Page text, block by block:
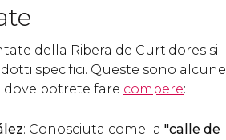
della Ribera de Curtidores si
specifici. Queste sono alcune
dove potrete fare compere:
: Conosciuta come la "calle de